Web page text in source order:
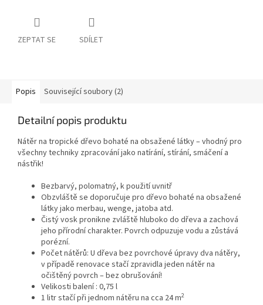
ZEPTAT SE SDÍLET
Popis Související soubory (2)
Detailní popis produktu
Nátěr na tropické dřevo bohaté na obsažené látky – vhodný pro
všechny techniky zpracování jako natírání, stírání, smáčení a
nástřik!
Bezbarvý, polomatný, k použití uvnitř
Obzvláště se doporučuje pro dřevo bohaté na obsažené
látky jako merbau, wenge, jatoba atd.
Čistý vosk pronikne zvláště hluboko do dřeva a zachová
jeho přírodní charakter. Povrch odpuzuje vodu a zůstává
porézní.
Počet nátěrů: U dřeva bez povrchové úpravy dva nátěry,
v případě renovace stačí zpravidla jeden nátěr na
očištěný povrch – bez obrušování!
Velikosti balení : 0,75 l
1 litr stačí při jednom nátěru na cca 24 m2